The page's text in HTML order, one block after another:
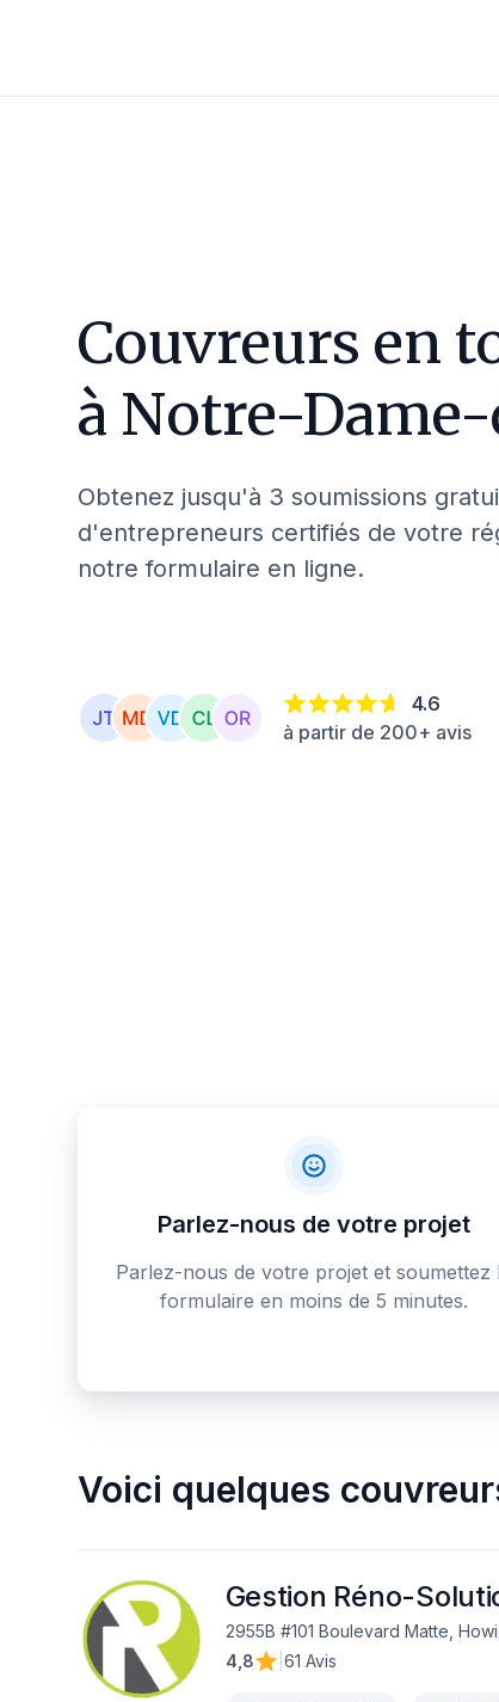
Couvreurs en
à Notre-
Obtenez jusqu'à 3 soumissions
d'entrepreneurs certifiés de votre
notre formulaire en ligne.
4.6
à partir de 200+ avis
Parlez-nous de votre projet
Parlez-nous de votre projet et soumettez
formulaire en moins de 5 minutes.
Voici quelques
Gestion Réno-
2955B #101 Boulevard Matte,
4,8
61 Avis